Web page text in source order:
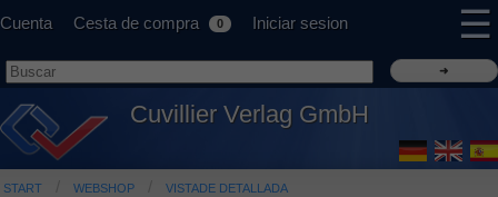
Cuenta Cesta de compra 0 Iniciar sesion ☰
Cuvillier Verlag GmbH
START WEBSHOP VISTADE DETALLADA